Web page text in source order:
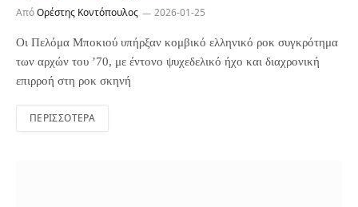
ΑπόΟρέστης Κοντόπουλος 2026-01-25
Οι Πελόμα Μποκιού υπήρξαν κομβικό ελληνικό ροκ συγκρότημα
των αρχών του ’70, με έντονο ψυχεδελικό ήχο και διαχρονική
επιρροή στη ροκ σκηνή
ΠΕΡΙΣΣΌΤΕΡΑ